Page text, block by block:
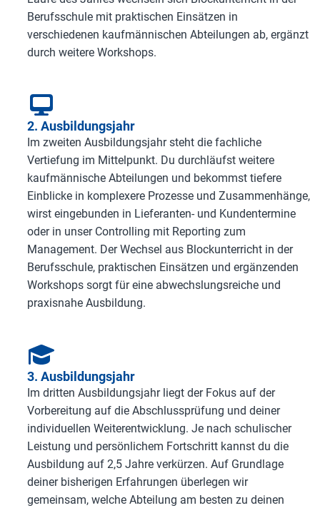
Berufsschule mit praktischen Einsätzen in
verschiedenen kaufmännischen Abteilungen ab, ergänzt
durch weitere Workshops.
2. Ausbildungsjahr
Im zweiten Ausbildungsjahr steht die fachliche
Vertiefung im Mittelpunkt. Du durchläufst weitere
kaufmännische Abteilungen und bekommst tiefere
Einblicke in komplexere Prozesse und Zusammenhänge,
wirst eingebunden in Lieferanten- und Kundentermine
oder in unser Controlling mit Reporting zum
Management. Der Wechsel aus Blockunterricht in der
Berufsschule, praktischen Einsätzen und ergänzenden
Workshops sorgt für eine abwechslungsreiche und
praxisnahe Ausbildung.
3. Ausbildungsjahr
Im dritten Ausbildungsjahr liegt der Fokus auf der
Vorbereitung auf die Abschlussprüfung und deiner
individuellen Weiterentwicklung. Je nach schulischer
Leistung und persönlichem Fortschritt kannst du die
Ausbildung auf 2,5 Jahre verkürzen. Auf Grundlage
deiner bisherigen Erfahrungen überlegen wir
gemeinsam, welche Abteilung am besten zu deinen